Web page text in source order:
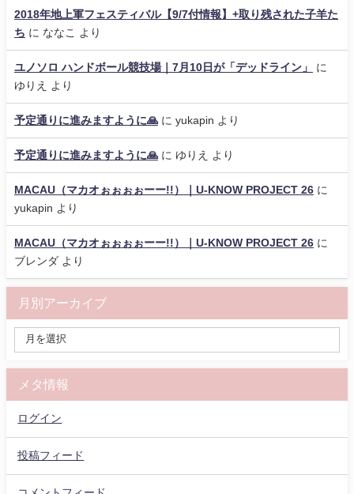
2018年地上軍フェスティバル【9/7付情報】+取り残された子羊た
ち に ななこ より
ユノソロ ハンドボール競技場｜7月10日が「デッドライン」
に
ゆりえ
より
予定通りに進みますように🙏 に yukapin より
予定通りに進みますように🙏 に ゆりえ より
MACAU（マカオぉぉぉぉーー!!）｜U-KNOW PROJECT 26 に
yukapin より
MACAU（マカオぉぉぉぉーー!!）｜U-KNOW PROJECT 26 に
ブレンダ より
月別アーカイブ
メタ情報
ログイン
投稿フィード